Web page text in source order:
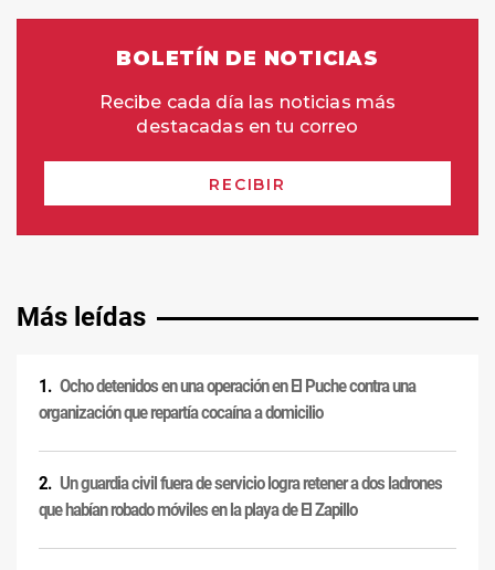
Más leídas
Ocho detenidos en una operación en El Puche contra una
organización que repartía cocaína a domicilio
Un guardia civil fuera de servicio logra retener a dos ladrones
que habían robado móviles en la playa de El Zapillo